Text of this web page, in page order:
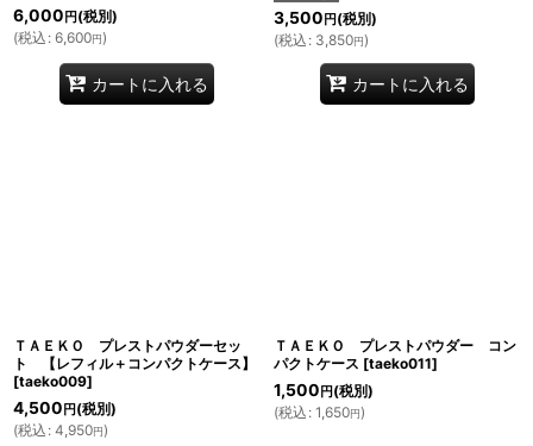
6,000 円 (税別)
(税込 : 6,600円)
カートに入れる
3,500 円 (税別)
(税込 : 3,850円)
カートに入れる
ＴＡＥＫＯ プレストパウダーセッ
ト 【レフィル＋コンパクトケース】
[taeko009]
4,500 円 (税別)
(税込 : 4,950円)
ＴＡＥＫＯ プレストパウダー コン
パクトケース [taeko011]
1,500 円 (税別)
(税込 : 1,650円)